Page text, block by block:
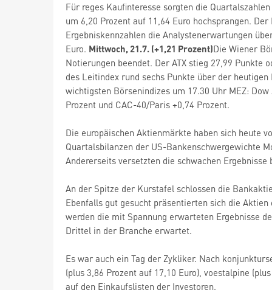
Für reges Kaufinteresse sorgten die
um 6,20 Prozent auf 11,64 Euro hochsprangen.
Ergebniskennzahlen die Analystenerwartungen
Euro. Mittwoch, 21.7. (+1,21 Prozent)Die Wiener
Notierungen beendet. Der ATX stieg 27,99 Punkte
des Leitindex rund sechs Punkte über der
wichtigsten Börsenindizes um 17.30 Uhr MEZ:
Prozent und CAC-40/Paris +0,74 Prozent.
Die europäischen Aktienmärkte haben sich heute
Quartalsbilanzen der US-Bankenschwergewichte
Andererseits versetzten die schwachen
An der Spitze der Kurstafel schlossen die
Ebenfalls gut gesucht präsentierten sich die
werden die mit Spannung erwarteten Ergebnisse
Drittel in der Branche erwartet.
Es war auch ein Tag der Zykliker. Nach
(plus 3,86 Prozent auf 17,10 Euro), voestalpine
auf den Einkaufslisten der Investoren.